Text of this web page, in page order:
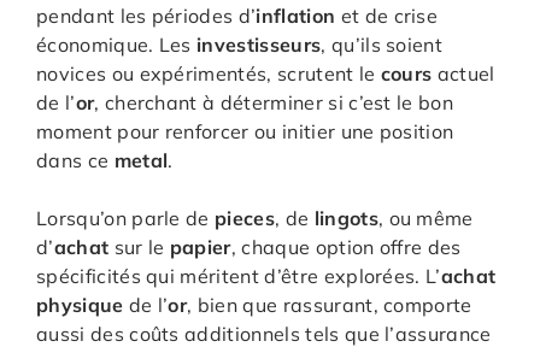
pendant les périodes d’inflation et de crise
économique. Les investisseurs, qu’ils soient
novices ou expérimentés, scrutent le cours actuel
de l’or, cherchant à déterminer si c’est le bon
moment pour renforcer ou initier une position
dans ce metal.
Lorsqu’on parle de pieces, de lingots, ou même
d’achat sur le papier, chaque option offre des
spécificités qui méritent d’être explorées. L’achat
physique de l’or, bien que rassurant, comporte
aussi des coûts additionnels tels que l’assurance